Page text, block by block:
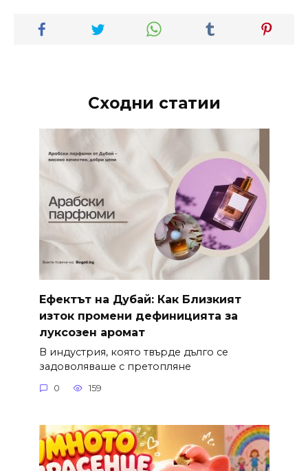
Сходни статии
Ефектът на Дубай: Как Близкият
изток промени дефиницията за
луксозен аромат
В индустрия, която твърде дълго се
задоволяваше с претопляне
0 159